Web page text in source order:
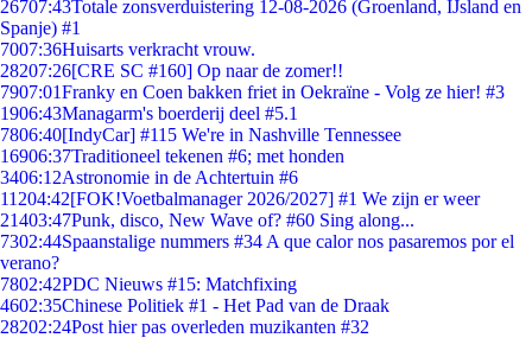
26707:43Totale zonsverduistering 12-08-2026 (Groenland, IJsland en
Spanje) #1
7007:36Huisarts verkracht vrouw.
28207:26[CRE SC #160] Op naar de zomer!!
7907:01Franky en Coen bakken friet in Oekraïne - Volg ze hier! #3
1906:43Managarm's boerderij deel #5.1
7806:40[IndyCar] #115 We're in Nashville Tennessee
16906:37Traditioneel tekenen #6; met honden
3406:12Astronomie in de Achtertuin #6
11204:42[FOK!Voetbalmanager 2026/2027] #1 We zijn er weer
21403:47Punk, disco, New Wave of? #60 Sing along...
7302:44Spaanstalige nummers #34 A que calor nos pasaremos por el
verano?
7802:42PDC Nieuws #15: Matchfixing
4602:35Chinese Politiek #1 - Het Pad van de Draak
28202:24Post hier pas overleden muzikanten #32